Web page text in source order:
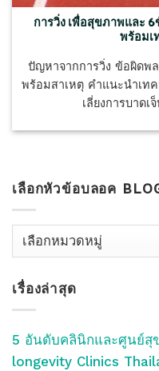
การวิ่ง เพื่อสุขภาพและ
พร้อมเ
ปัญหาจากการวิ่ง ข้อผิดพ
พร้อมสาเหตุ คำแนะนำเท
เลี่ยงการบาด
เลือกหัวข้อบลอค
เลือก
บลอค
Blog
เรื่องล่าสุด
5 อันดับคลินิกและศูนย์สุ
longevity Clinics